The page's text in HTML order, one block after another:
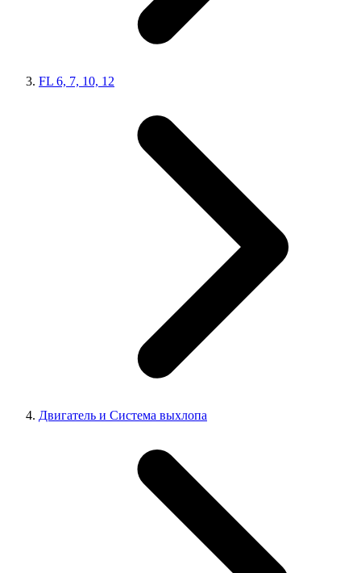
FL 6, 7, 10, 12
Двигатель и Система выхлопа